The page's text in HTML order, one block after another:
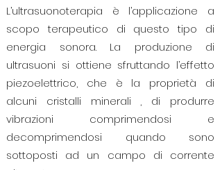
L’ultrasuonoterapia è l’applicazione a
scopo terapeutico di questo tipo di
energia sonora. La produzione di
ultrasuoni si ottiene sfruttando l’effetto
piezoelettrico, che è la proprietà di
alcuni cristalli minerali , di produrre
vibrazioni comprimendosi e
decomprimendosi quando sono
sottoposti ad un campo di corrente